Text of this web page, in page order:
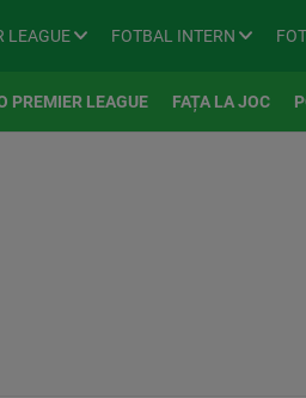
LEAGUE FOTBAL INTERN
PREMIER LEAGUE FAȚA LA JOC